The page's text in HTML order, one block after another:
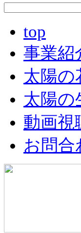
top
事業紹
太陽の
太陽の
動画視
お問合